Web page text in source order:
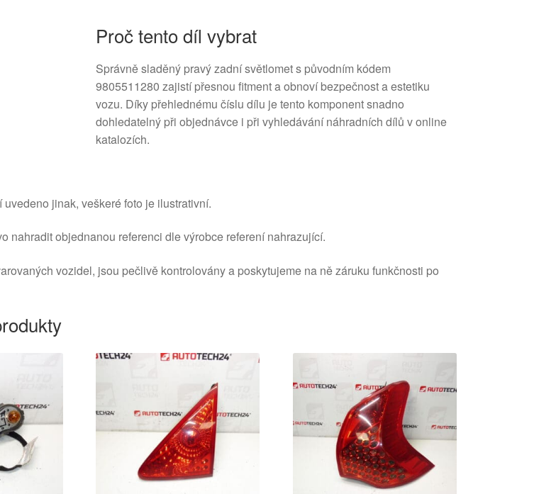
Proč tento díl vybrat
Správně sladěný pravý zadní světlomet s původním kódem
9805511280 zajistí přesnou fitment a obnoví bezpečnost a estetiku
vozu. Díky přehlednému číslu dílu je tento komponent snadno
dohledatelný při objednávce i při vyhledávání náhradních dílů v online
katalozích.
jinak, veškeré foto je ilustrativní.
nahradit objednanou referenci dle výrobce referení nahrazující.
vozidel, jsou pečlivě kontrolovány a poskytujeme na ně záruku funkčnosti po